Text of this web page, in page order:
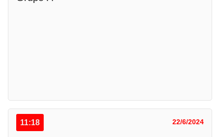
11:18 22/6/2024